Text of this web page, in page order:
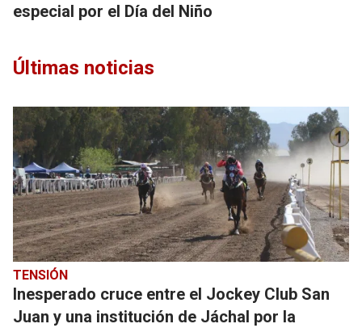
especial por el Día del Niño
Últimas noticias
TENSIÓN
Inesperado cruce entre el Jockey Club San
Juan y una institución de Jáchal por la